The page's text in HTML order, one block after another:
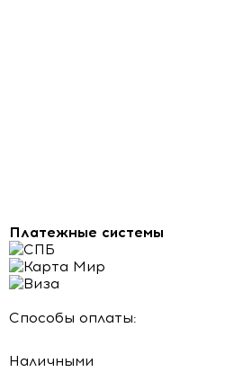
Платежные системы
Способы оплаты:
Наличными